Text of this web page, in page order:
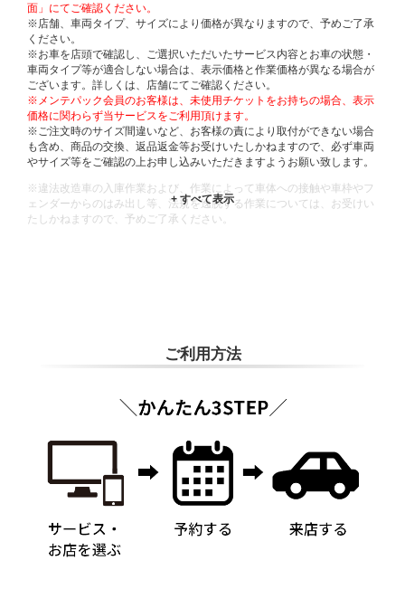
面」にてご確認ください。
※店舗、車両タイプ、サイズにより価格が異なりますので、予めご了承
ください。
※お車を店頭で確認し、ご選択いただいたサービス内容とお車の状態・
車両タイプ等が適合しない場合は、表示価格と作業価格が異なる場合が
ございます。詳しくは、店舗にてご確認ください。
※メンテパック会員のお客様は、未使用チケットをお持ちの場合、表示
価格に関わらず当サービスをご利用頂けます。
※ご注文時のサイズ間違いなど、お客様の責により取付ができない場合
も含め、商品の交換、返品返金等お受けいたしかねますので、必ず車両
やサイズ等をご確認の上お申し込みいただきますようお願い致します。
※違法改造車の入庫作業および、作業によって車体への接触や車枠やフ
ェンダーからのはみ出し等、法規を逸脱する作業については、お受けい
たしかねますので、予めご了承ください。
ご利用方法